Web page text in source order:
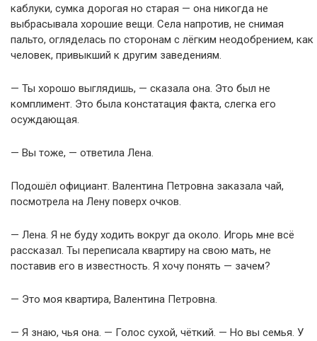
каблуки, сумка дорогая но старая — она никогда не
выбрасывала хорошие вещи. Села напротив, не снимая
пальто, огляделась по сторонам с лёгким неодобрением, как
человек, привыкший к другим заведениям.
— Ты хорошо выглядишь, — сказала она. Это был не
комплимент. Это была констатация факта, слегка его
осуждающая.
— Вы тоже, — ответила Лена.
Подошёл официант. Валентина Петровна заказала чай,
посмотрела на Лену поверх очков.
— Лена. Я не буду ходить вокруг да около. Игорь мне всё
рассказал. Ты переписала квартиру на свою мать, не
поставив его в известность. Я хочу понять — зачем?
— Это моя квартира, Валентина Петровна.
— Я знаю, чья она. — Голос сухой, чёткий. — Но вы семья. У